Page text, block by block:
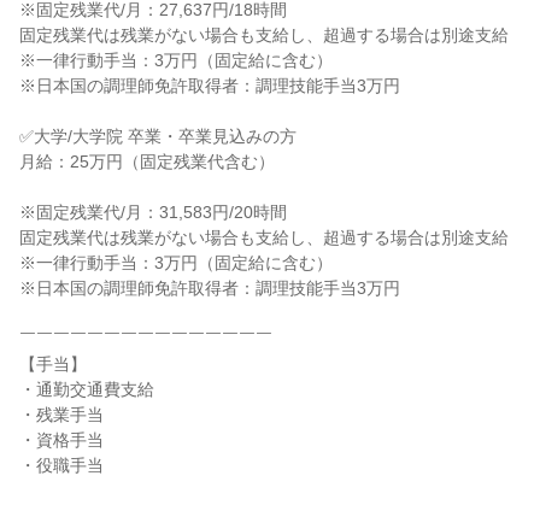
※固定残業代/月：27,637円/18時間
固定残業代は残業がない場合も支給し、超過する場合は別途支給
※一律行動手当：3万円（固定給に含む）
※日本国の調理師免許取得者：調理技能手当3万円
✅大学/大学院 卒業・卒業見込みの方
月給：25万円（固定残業代含む）
※固定残業代/月：31,583円/20時間
固定残業代は残業がない場合も支給し、超過する場合は別途支給
※一律行動手当：3万円（固定給に含む）
※日本国の調理師免許取得者：調理技能手当3万円
￣￣￣￣￣￣￣￣￣￣￣￣￣￣￣
【手当】
・通勤交通費支給
・残業手当
・資格手当
・役職手当